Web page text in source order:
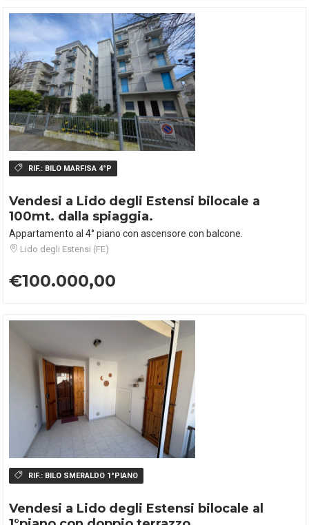
RIF.: BILO MARFISA 4°P
Vendesi a Lido degli Estensi bilocale a
100mt. dalla spiaggia.
Appartamento al 4° piano con ascensore con balcone.
Lido degli Estensi (FE)
€100.000,00
RIF.: BILO SMERALDO 1°PIANO
Vendesi a Lido degli Estensi bilocale al